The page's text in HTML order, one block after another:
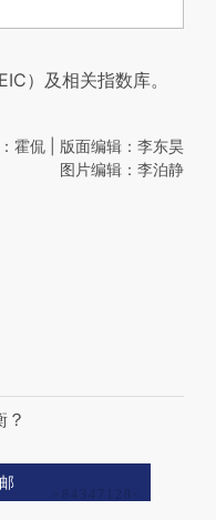
）及相关指数库。
霍侃 | 版面编辑：李东昊
图片编辑：李泊静